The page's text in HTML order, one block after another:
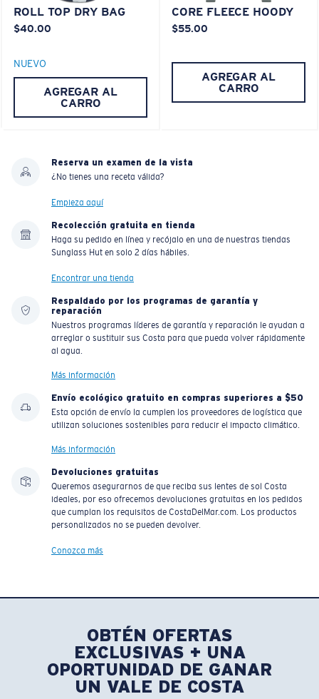
ROLL TOP DRY BAG
$40.00
NUEVO
AGREGAR AL
CARRO
CORE FLEECE HOODY
$55.00
AGREGAR AL
CARRO
Reserva un examen de la vista
¿No tienes una receta válida?
Empieza aquí
Recolección gratuita en tienda
Haga su pedido en línea y recójalo en una de nuestras tiendas
Sunglass Hut en solo 2 días hábiles.
Encontrar una tienda
Respaldado por los programas de garantía y
reparación
Nuestros programas líderes de garantía y reparación le ayudan a
arreglar o sustituir sus Costa para que pueda volver rápidamente
al agua.
Más información
Envío ecológico gratuito en compras superiores a $50
Esta opción de envío la cumplen los proveedores de logística que
utilizan soluciones sostenibles para reducir el impacto climático.
Más información
Devoluciones gratuitas
Queremos asegurarnos de que reciba sus lentes de sol Costa
ideales, por eso ofrecemos devoluciones gratuitas en los pedidos
que cumplan los requisitos de CostaDelMar.com. Los productos
personalizados no se pueden devolver.
Conozca más
OBTÉN OFERTAS
EXCLUSIVAS + UNA
OPORTUNIDAD DE GANAR
UN VALE DE COSTA